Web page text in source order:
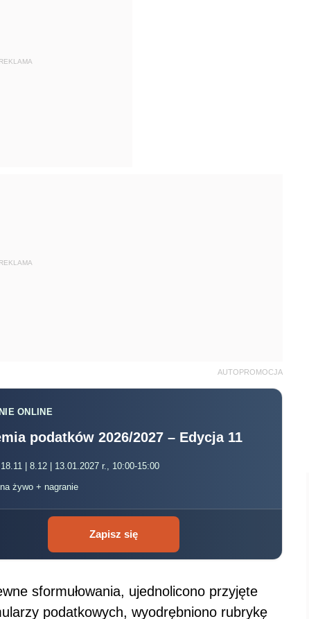
REKLAMA
REKLAMA
AUTOPROMOCJA
ONLINE
podatków 2026/2027 – Edycja 11
| 8.12 | 13.01.2027 r., 10:00-15:00
żywo + nagranie
Zapisz się
sformułowania, ujednolicono przyjęte
podatkowych, wyodrębniono rubrykę